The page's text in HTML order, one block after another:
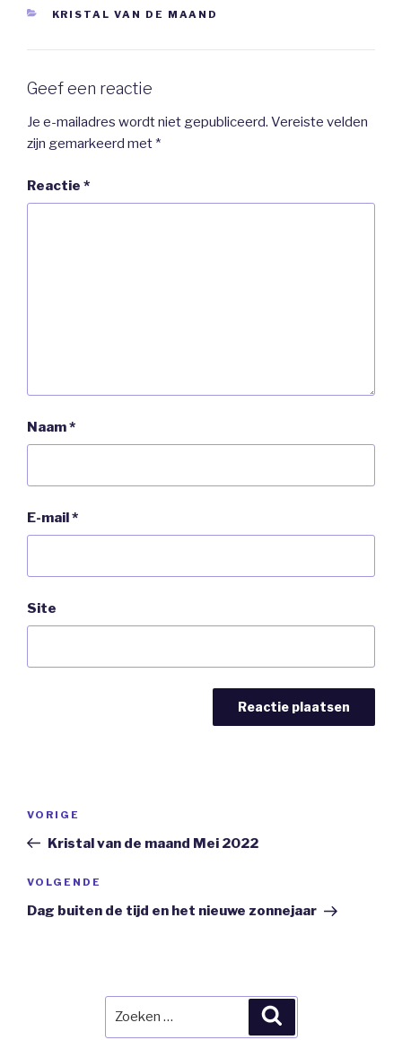
CATEGORIEËN
KRISTAL VAN DE MAAND
Geef een reactie
Je e-mailadres wordt niet gepubliceerd. Vereiste velden
zijn gemarkeerd met *
Reactie *
Naam*
E-mail*
Site
Vorig
bericht
VORIGE
Kristal van de maand Mei 2022
Volgend
Bericht
VOLGENDE
Dag buiten de tijd en het nieuwe zonnejaar